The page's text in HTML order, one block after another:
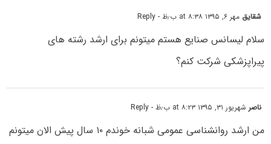
شقایق مهر ۶, ۱۳۹۵ at ۸:۳۸ ب٫ظ - Reply
سلام لیسانس صنایع هستم میتونم برای ارشد رشته های
پیراپزشکی شرکت کنم؟
ناصرشهریور ۳۱, ۱۳۹۵ at ۸:۲۳ ب٫ظ - Reply
من ارشد روانشناسی عمومی شبانه خوندم ۱۰ سال پیش الان میتونم